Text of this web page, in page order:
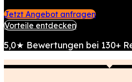
Jetzt Angebot anfragen
Vorteile entdecken
5,0★ Bewertungen bei 130+